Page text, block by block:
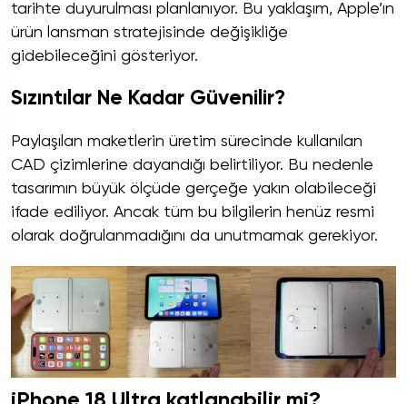
tarihte duyurulması planlanıyor. Bu yaklaşım, Apple’ın
ürün lansman stratejisinde değişikliğe
gidebileceğini gösteriyor.
Sızıntılar Ne Kadar Güvenilir?
Paylaşılan maketlerin üretim sürecinde kullanılan
CAD çizimlerine dayandığı belirtiliyor. Bu nedenle
tasarımın büyük ölçüde gerçeğe yakın olabileceği
ifade ediliyor. Ancak tüm bu bilgilerin henüz resmi
olarak doğrulanmadığını da unutmamak gerekiyor.